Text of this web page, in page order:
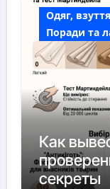
Одяг,
Поради та
Как
секреты